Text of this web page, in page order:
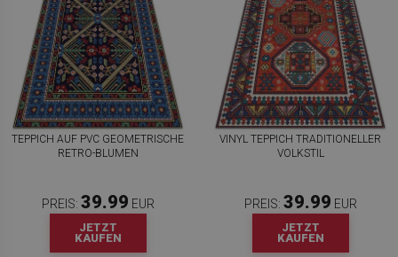
TEPPICH AUF PVC GEOMETRISCHE
RETRO-BLUMEN
PREIS: 39.99 EUR
JETZT
KAUFEN
VINYL TEPPICH TRADITIONELLER
VOLKSTIL
PREIS: 39.99 EUR
JETZT
KAUFEN